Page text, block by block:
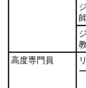
高度専門員